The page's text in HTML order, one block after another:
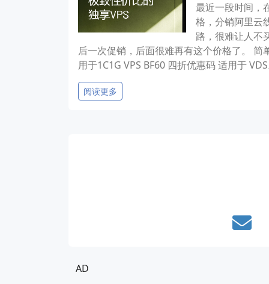
最近一段时间，
格，分销阿里云
路，很难让人不
后一次促销，后面很难再有这个价格了。
用于1C1G VPS BF60 四折优惠码 适用于
阅读更多
AD